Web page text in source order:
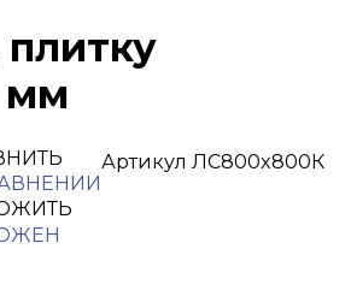
мм
Артикул ЛС800x800К